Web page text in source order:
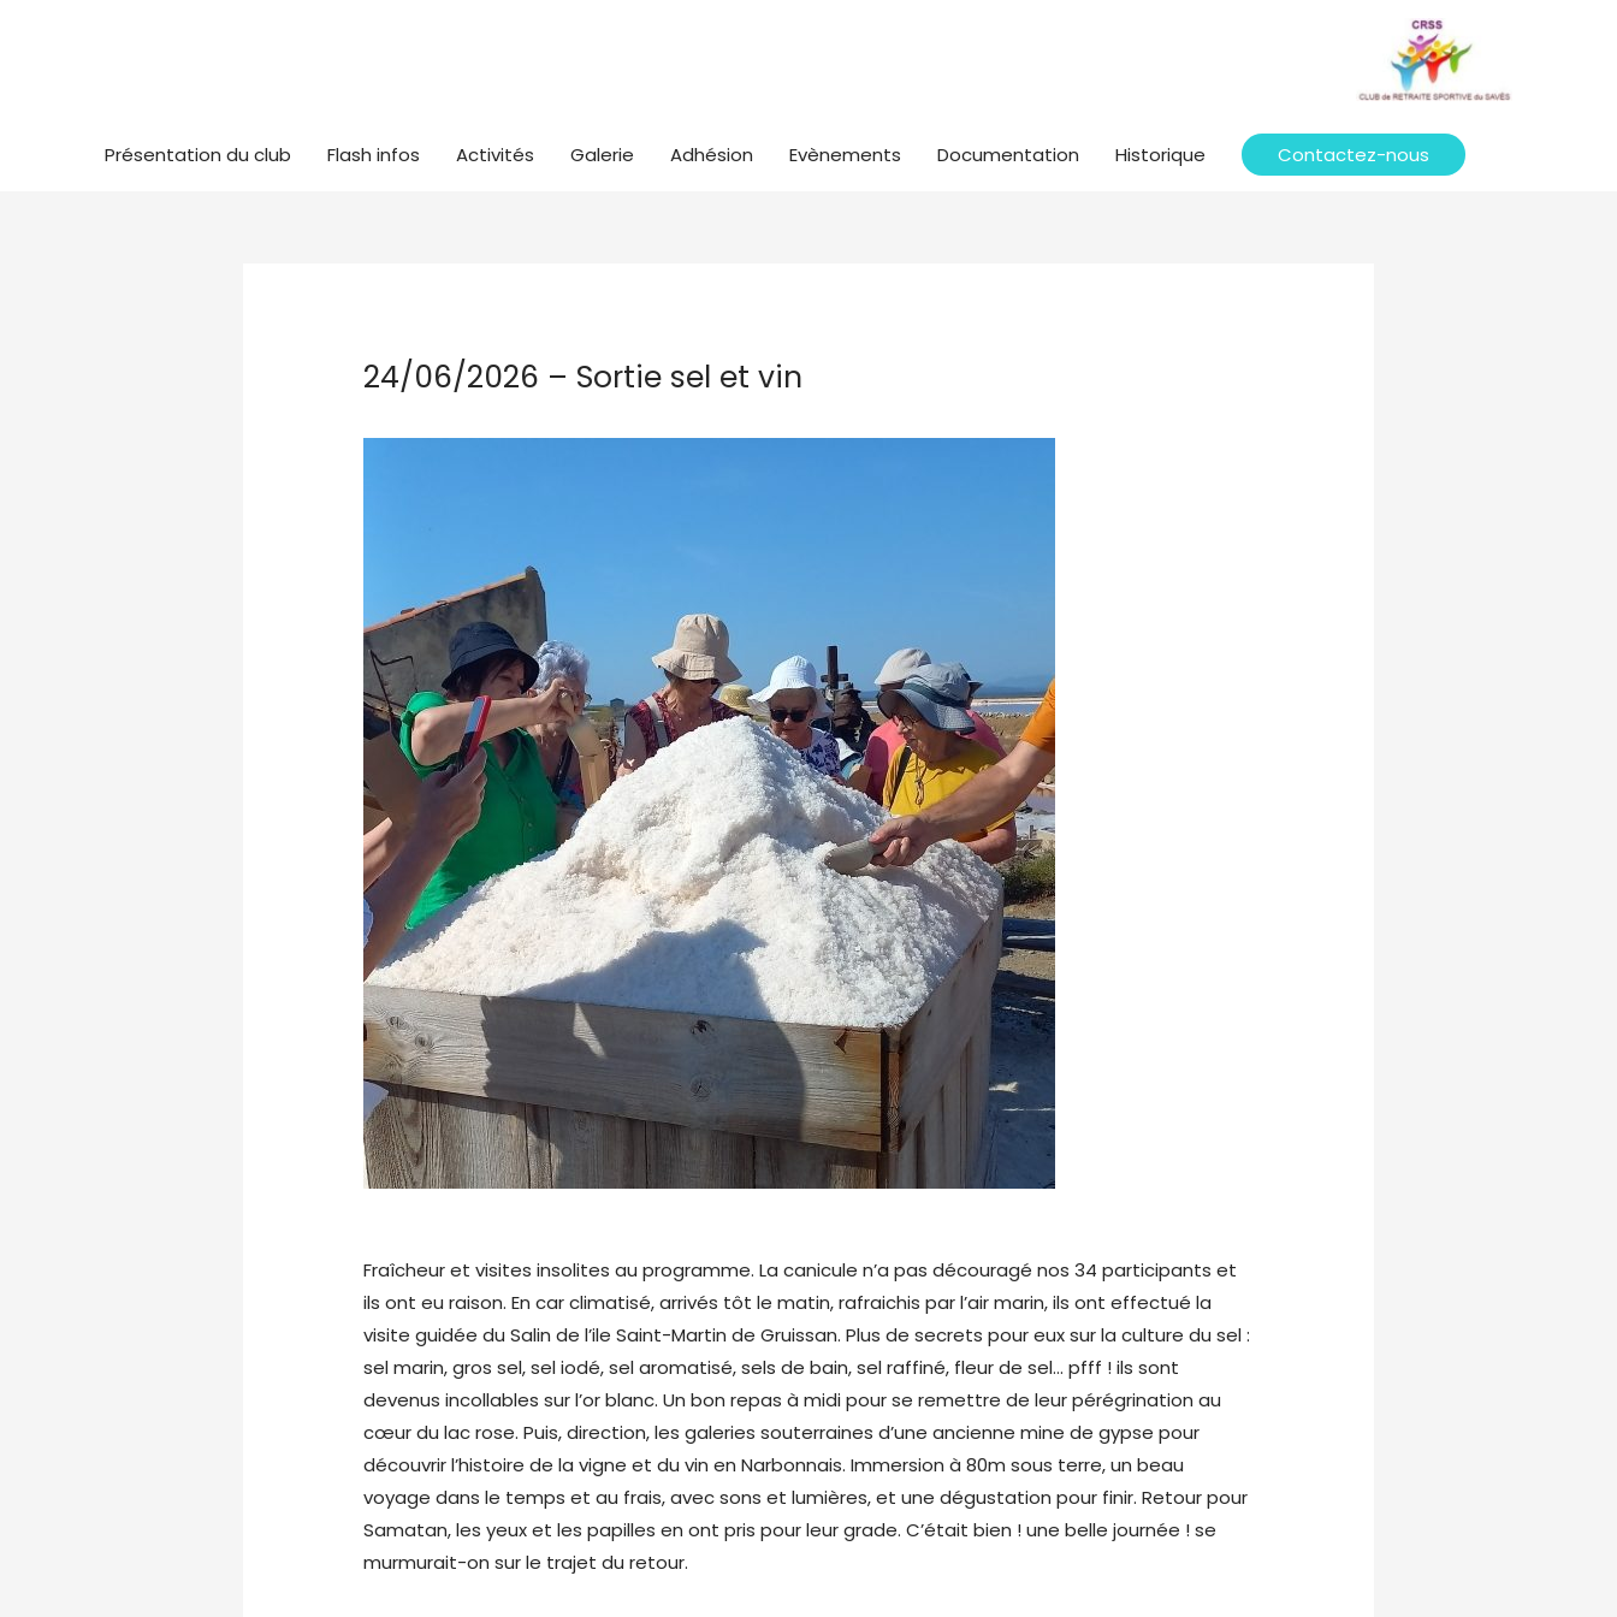
Présentation du club Flash infos Activités Galerie Adhésion Evènements Documentation Historique Contactez-nous
24/06/2026 – Sortie sel et vin
Fraîcheur et visites insolites au programme. La canicule n’a pas découragé nos 34 participants et
ils ont eu raison. En car climatisé, arrivés tôt le matin, rafraichis par l’air marin, ils ont effectué la
visite guidée du Salin de l’ile Saint-Martin de Gruissan. Plus de secrets pour eux sur la culture du sel :
sel marin, gros sel, sel iodé, sel aromatisé, sels de bain, sel raffiné, fleur de sel… pfff ! ils sont
devenus incollables sur l’or blanc. Un bon repas à midi pour se remettre de leur pérégrination au
cœur du lac rose. Puis, direction, les galeries souterraines d’une ancienne mine de gypse pour
découvrir l’histoire de la vigne et du vin en Narbonnais. Immersion à 80m sous terre, un beau
voyage dans le temps et au frais, avec sons et lumières, et une dégustation pour finir. Retour pour
Samatan, les yeux et les papilles en ont pris pour leur grade. C’était bien ! une belle journée ! se
murmurait-on sur le trajet du retour.